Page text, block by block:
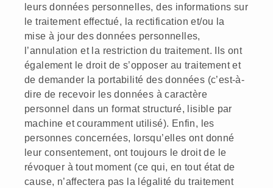
leurs données personnelles, des informations sur
le traitement effectué, la rectification et/ou la
mise à jour des données personnelles,
l’annulation et la restriction du traitement. Ils ont
également le droit de s’opposer au traitement et
de demander la portabilité des données (c’est-à-
dire de recevoir les données à caractère
personnel dans un format structuré, lisible par
machine et couramment utilisé). Enfin, les
personnes concernées, lorsqu’elles ont donné
leur consentement, ont toujours le droit de le
révoquer à tout moment (ce qui, en tout état de
cause, n’affectera pas la légalité du traitement